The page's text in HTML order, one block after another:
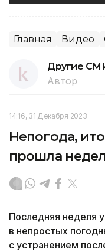
Главная Видео
Другие
Автор
14:16, 31 Декабря 2023
Непогода,
прошла
Последняя неделя
в непростых
с устранением